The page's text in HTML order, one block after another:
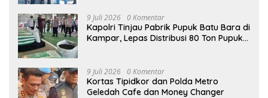
9 Juli 2026 0 Komentar
Kapolri Tinjau Pabrik Pupuk Batu Bara di
Kampar, Lepas Distribusi 80 Ton Pupuk
9 Juli 2026 0 Komentar
Kortas Tipidkor dan Polda Metro
Geledah Cafe dan Money Changer